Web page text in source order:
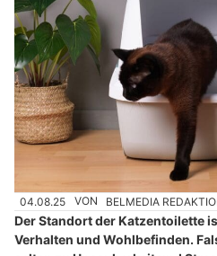
04.08.25 VON BELMEDIA
Der Standort der Katzentoilette
Verhalten und Wohlbefinden.